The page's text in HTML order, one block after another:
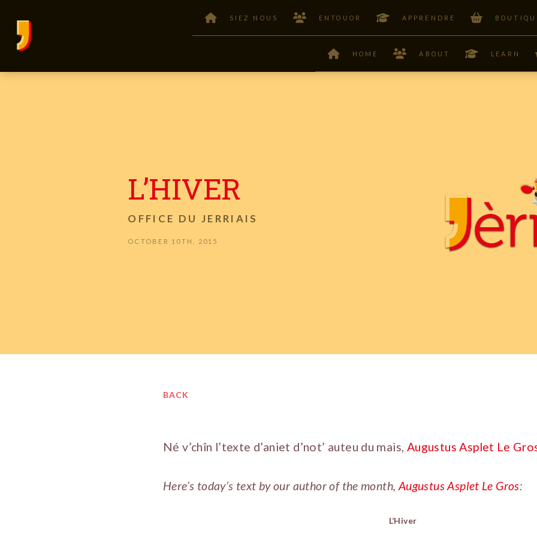
SIEZ NOUS ENTOUOR APPRENDRE
HOME ABOUT LEARN
L’HIVER
OFFICE DU JERRIAIS
OCTOBER 10TH, 2015
BACK
Né v’chîn l’texte d’aniet d’not’ auteu du mais, Augustus Asplet Le
Here’s today’s text by our author of the month, Augustus Asplet Le Gros:
L’Hiver